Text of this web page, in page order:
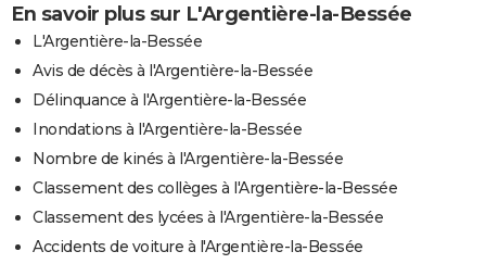
En savoir plus sur L'Argentière-la-Bessée
L'Argentière-la-Bessée
Avis de décès à l'Argentière-la-Bessée
Délinquance à l'Argentière-la-Bessée
Inondations à l'Argentière-la-Bessée
Nombre de kinés à l'Argentière-la-Bessée
Classement des collèges à l'Argentière-la-Bessée
Classement des lycées à l'Argentière-la-Bessée
Accidents de voiture à l'Argentière-la-Bessée